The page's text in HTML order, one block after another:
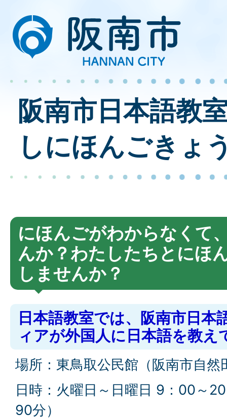
阪南市日本語教
しにほんごきょ
にほんごがわからなくて
んか？わたしたちとにほ
しませんか？
日本語教室では、阪南市日本
ィアが外国人に日本語を教え
場所：東鳥取公民館（阪南市自然
日時：火曜日～日曜日 9：00～
90分）